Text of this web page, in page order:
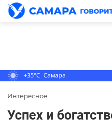
+35°C Самара
Интересное
Успех и